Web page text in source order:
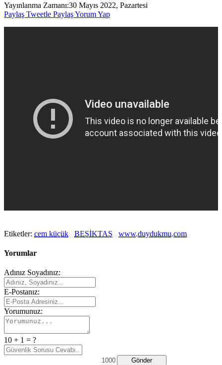
Yayınlanma Zamanı:30 Mayıs 2022, Pazartesi
Paylaş Tweetle PaylaşYorum Yap
Etiketler: cem küçük BEŞİKTAŞ www.duydukmu.com
Yorumlar
Adınız Soyadınız:
E-Postanız:
Yorumunuz:
10 + 1 = ?
Gönder